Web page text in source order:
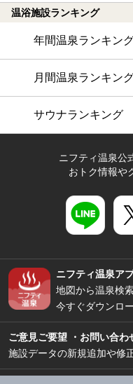
温浴施設ランキング
年間温泉ランキン
月間温泉ランキン
サウナランキング
ニフティ温泉公
おトク情報や
ニフティ温泉ア
地図から温泉検
今すぐダウンロ
ご意見ご要望 ・お問い合わ
施設データの新規追加や修